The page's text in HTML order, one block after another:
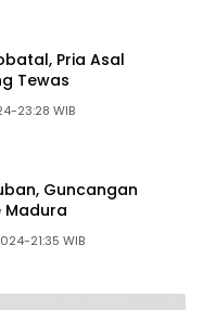
Pria Asal
Tewas
23:28 WIB
Guncangan
Madura
21:35 WIB